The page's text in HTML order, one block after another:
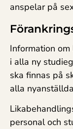
anspelar på
Information
i alla ny
ska finnas på
alla
personal och